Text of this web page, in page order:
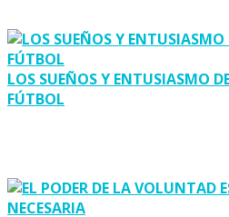
LOS SUEÑOS Y ENTUSIASMO
FÚTBOL